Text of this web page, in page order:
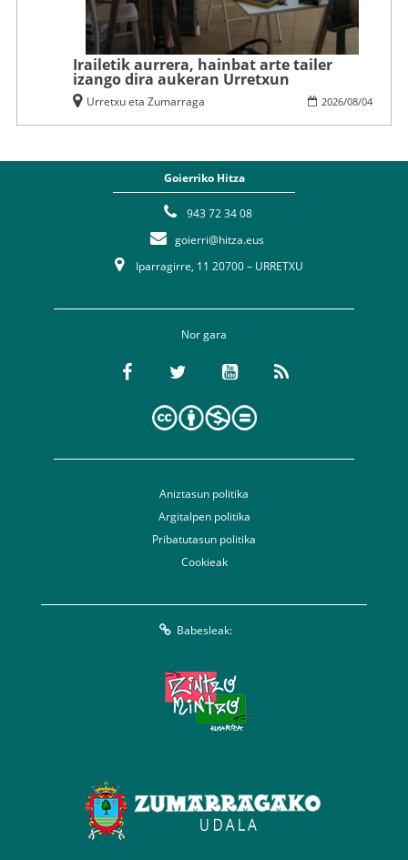
Irailetik aurrera, hainbat arte tailer
izango dira aukeran Urretxun
2026/08/04
Urretxu eta Zumarraga
Goierriko Hitza
943 72 34 08
goierri@hitza.eus
Iparragirre, 11 20700 – URRETXU
Nor gara
Aniztasun politika
Argitalpen politika
Pribatutasun politika
Cookieak
Babesleak: